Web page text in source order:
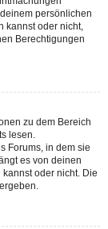
persönlichen
kannst oder nicht,
Berechtigungen
zu dem Bereich
lesen.
Forums, in dem sie
es von deinen
oder nicht. Die